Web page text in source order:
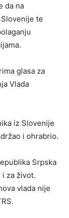
da na
te
glasa za
Vlada
iz Slovenije
i ohrabrio.
Srpska
za život.
vlada nije